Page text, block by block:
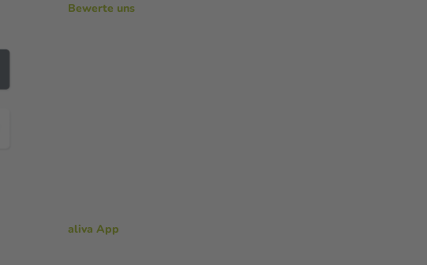
Bewerte uns
aliva App